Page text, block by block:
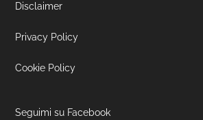
Disclaimer
Privacy Policy
Cookie Policy
Seguimi su Facebook